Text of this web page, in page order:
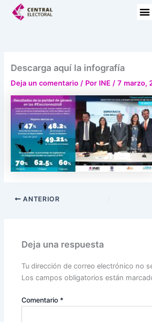
Descarga aquí la infografía
Deja un comentario / Por INE/7 marzo,
ANTERIOR
Deja una respuesta
Tu dirección de correo electrónico no
Los campos obligatorios están
Comentario *